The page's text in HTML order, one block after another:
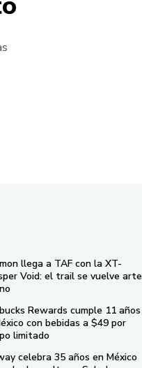
llega a TAF con la XT-
Void: el trail se vuelve arte
Rewards cumple 11 años
con bebidas a $49 por
limitado
celebra 35 años en México